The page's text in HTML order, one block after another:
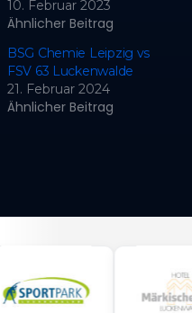
10. Februar 2023
Ähnlicher Beitrag
BSG Chemie Leipzig vs
FSV 63 Luckenwalde
21. Februar 2024
Ähnlicher Beitrag